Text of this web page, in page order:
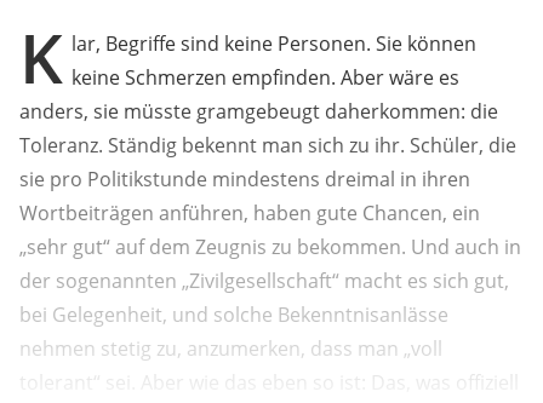
K lar, Begriffe sind keine Personen. Sie können
keine Schmerzen empfinden. Aber wäre es
anders, sie müsste gramgebeugt daherkommen: die
Toleranz. Ständig bekennt man sich zu ihr. Schüler, die
sie pro Politikstunde mindestens dreimal in ihren
Wortbeiträgen anführen, haben gute Chancen, ein
„sehr gut“ auf dem Zeugnis zu bekommen. Und auch in
der sogenannten „Zivilgesellschaft“ macht es sich gut,
bei Gelegenheit, und solche Bekenntnisanlässe
nehmen stetig zu, anzumerken, dass man „voll
tolerant“ sei. Aber wie das eben so ist: Das, was offiziell